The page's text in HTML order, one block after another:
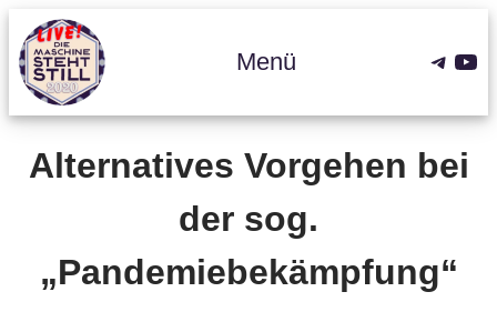
Zum
Inhalt
springen
Menü
Alternatives Vorgehen bei
der sog.
„Pandemiebekämpfung“